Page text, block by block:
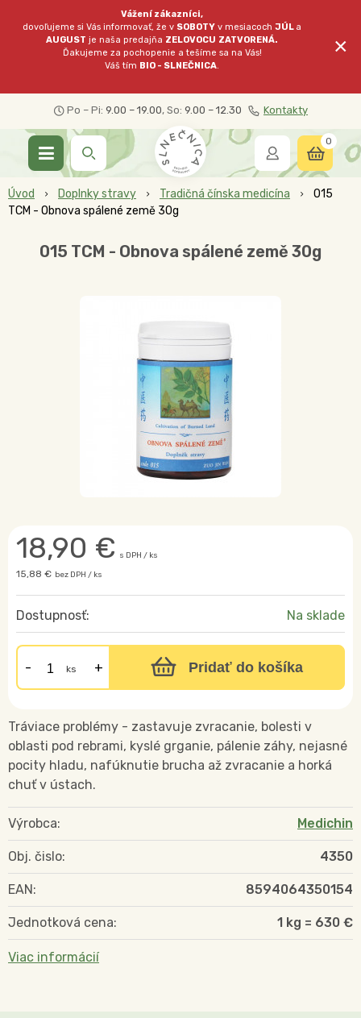
Vážení zákazníci,
dovoľujeme si Vás informovať, že v SOBOTY v mesiacochJÚL a
AUGUST je naša predajňa ZELOVOCU ZATVORENÁ.
Ďakujeme za pochopenie a tešíme sa na Vás!
Váš tím BIO - SLNEČNICA.
×
Po – Pi: 9.00 – 19.00, So: 9.00 – 12.30 Kontakty
0
Úvod Doplnky stravy Tradičná čínska medicína
015
TCM - Obnova spálené země 30g
015 TCM - Obnova spálené země 30g
18,90 € s DPH / ks
15,88 € bez DPH / ks
Dostupnosť: Na sklade
ks Pridať do košíka
Tráviace problémy - zastavuje zvracanie, bolesti v
oblasti pod rebrami, kyslé grganie, pálenie záhy, nejasné
pocity hladu, nafúknutie brucha až zvracanie a horká
chuť v ústach.
Výrobca: Medichin
Obj. čislo: 4350
EAN: 8594064350154
Jednotková cena: 1 kg = 630 €
Viac informácií